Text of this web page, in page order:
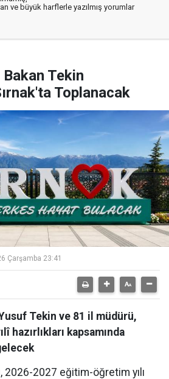
ve büyük harflerle yazılmış yorumlar
Tekin
Toplanacak
Çarşamba 23:41
Tekin ve 81 il müdürü,
hazırlıkları kapsamında
2026-2027 eğitim-öğretim yılı